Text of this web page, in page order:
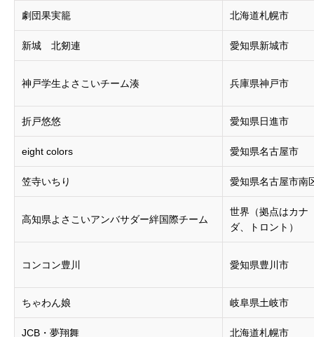
劇団果実籠 北海道札幌市
新城 北剱連 愛知県新城市
神戸学生よさこいチーム湊 兵庫県神戸市
折戸悠悠 愛知県日進市
eight colors 愛知県名古屋市
笠寺いちり 愛知県名古屋市南
高知県よさこいアンバサダー絆国際チーム
世界（拠点はカナ
ダ、トロント）
コンコン豊川 愛知県豊川市
ちゃわん娘 岐阜県土岐市
JCB・夢翔舞 北海道札幌市